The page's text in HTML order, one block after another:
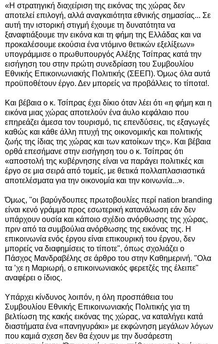
«Η στρατηγική διαχείριση της εικόνας της χώρας δεν
αποτελεί επιλογή, αλλά αναγκαιότητα εθνικής σημασίας... Σε
αυτή την ιστορική στιγμή έχουμε τη δυνατότητα να
ξαναφτιάξουμε την εικόνα και τη φήμη της Ελλάδας και να
προκαλέσουμε εκούσια ένα ντόμινο θετικών εξελίξεων»
υπογράμμισε ο πρωθυπουργός Αλέξης Τσίπρας κατά την
εισήγηση του στην πρώτη συνεδρίαση του Συμβουλίου
Εθνικής Επικοινωνιακής Πολιτικής (ΣΕΕΠ). Όμως όλα αυτά
προϋποθέτουν έργο. Δεν μπορείς να προβάλλεις το τίποτα!.
Και βέβαια ο κ. Τσίπρας έχει δίκιο όταν λέει ότι «η φήμη και η
εικόνα μιας χώρας αποτελούν ένα άυλο κεφάλαιο που
επηρεάζει άμεσα τον τουρισμό, τις επενδύσεις, τις εξαγωγές
καθώς και κάθε άλλη πτυχή της οικονομικής και πολιτικής
ζωής της ίδιας της χώρας και των κατοίκων της». Και βέβαια
ορθά επεσήμανε στην εισήγηση του ο κ. Τσίπρας ότι
«αποστολή της κυβέρνησης είναι να παράγει πολιτικές και
έργο σε μια σειρά από τομείς, με θετικά πολλαπλασιαστικά
αποτελέσματα για την οικονομία και την κοινωνία...».
Όμως, "οι βαρύγδουπες πρωτοβουλίες περί nation branding
είναι κενό γράμμα προς εσωτερική κατανάλωση εάν δεν
υπάρχουν ουσία και κάποιο σχέδιο ανόρθωσης της χώρας,
πριν από τα συμβούλια ανόρθωσης της εικόνας της. Η
επικοινωνία ενός έργου είναι επικουρική του έργου, δεν
μπορείς να διαφημίσεις το τίποτε", όπως σχολιάζει ο
Πάσχος Μανδραβέλης σε άρθρο του στην Καθημερινή. "Ολα
τα ’χε η Μαριωρή, ο επικοινωνιακός φερετζές της έλειπε"
αναφέρει ο ίδιος.
Υπάρχει κίνδυνος λοιπόν, η όλη προσπάθεια του
Συμβουλίου Εθνικής Επικοινωνιακής Πολιτικής για τη
βελτίωση της κακής εικόνας της χώρας, να καταλήγει κατά
διαστήματα ένα «πανηγυράκι» με εκφώνηση μεγάλων λόγων
που καμιά σχεση δεν θα έχουν με την δυσάρεστη